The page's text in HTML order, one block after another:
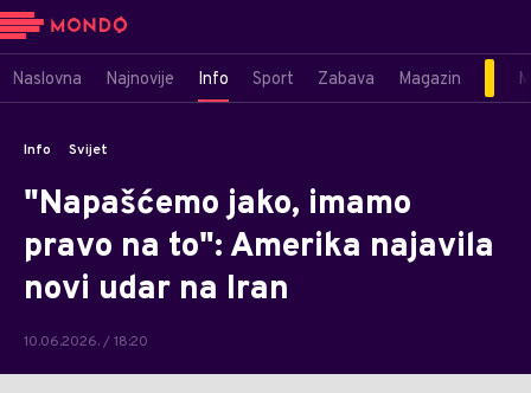
Naslovna Najnovije Info Sport Zabava Magazin
Info Svijet
"Napašćemo jako, imamo
pravo na to": Amerika najavila
novi udar na Iran
10.06.2026. / 18:20